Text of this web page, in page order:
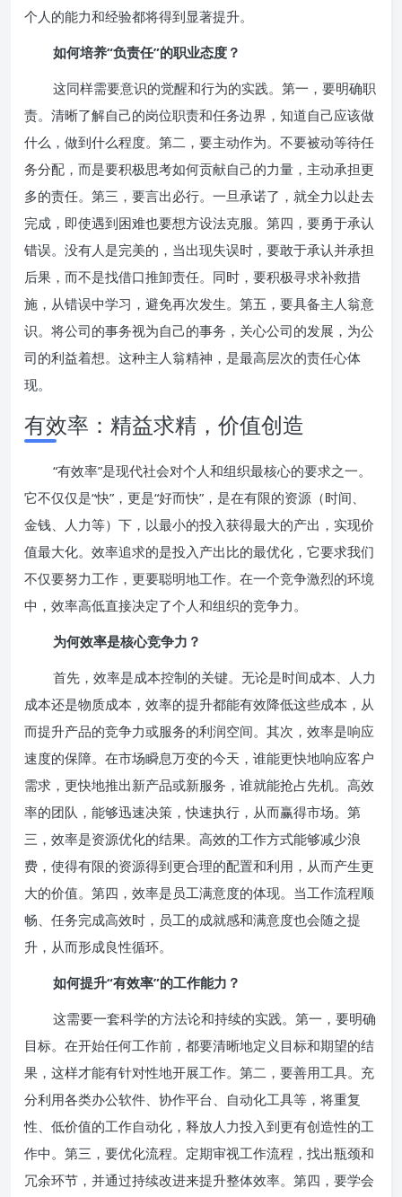
个人的能力和经验都将得到显著提升。
如何培养“负责任”的职业态度？
这同样需要意识的觉醒和行为的实践。第一，要明确职
责。清晰了解自己的岗位职责和任务边界，知道自己应该做
什么，做到什么程度。第二，要主动作为。不要被动等待任
务分配，而是要积极思考如何贡献自己的力量，主动承担更
多的责任。第三，要言出必行。一旦承诺了，就全力以赴去
完成，即使遇到困难也要想方设法克服。第四，要勇于承认
错误。没有人是完美的，当出现失误时，要敢于承认并承担
后果，而不是找借口推卸责任。同时，要积极寻求补救措
施，从错误中学习，避免再次发生。第五，要具备主人翁意
识。将公司的事务视为自己的事务，关心公司的发展，为公
司的利益着想。这种主人翁精神，是最高层次的责任心体
现。
有效率：精益求精，价值创造
“有效率”是现代社会对个人和组织最核心的要求之一。
它不仅仅是“快”，更是“好而快”，是在有限的资源（时间、
金钱、人力等）下，以最小的投入获得最大的产出，实现价
值最大化。效率追求的是投入产出比的最优化，它要求我们
不仅要努力工作，更要聪明地工作。在一个竞争激烈的环境
中，效率高低直接决定了个人和组织的竞争力。
为何效率是核心竞争力？
首先，效率是成本控制的关键。无论是时间成本、人力
成本还是物质成本，效率的提升都能有效降低这些成本，从
而提升产品的竞争力或服务的利润空间。其次，效率是响应
速度的保障。在市场瞬息万变的今天，谁能更快地响应客户
需求，更快地推出新产品或新服务，谁就能抢占先机。高效
率的团队，能够迅速决策，快速执行，从而赢得市场。第
三，效率是资源优化的结果。高效的工作方式能够减少浪
费，使得有限的资源得到更合理的配置和利用，从而产生更
大的价值。第四，效率是员工满意度的体现。当工作流程顺
畅、任务完成高效时，员工的成就感和满意度也会随之提
升，从而形成良性循环。
如何提升“有效率”的工作能力？
这需要一套科学的方法论和持续的实践。第一，要明确
目标。在开始任何工作前，都要清晰地定义目标和期望的结
果，这样才能有针对性地开展工作。第二，要善用工具。充
分利用各类办公软件、协作平台、自动化工具等，将重复
性、低价值的工作自动化，释放人力投入到更有创造性的工
作中。第三，要优化流程。定期审视工作流程，找出瓶颈和
冗余环节，并通过持续改进来提升整体效率。第四，要学会